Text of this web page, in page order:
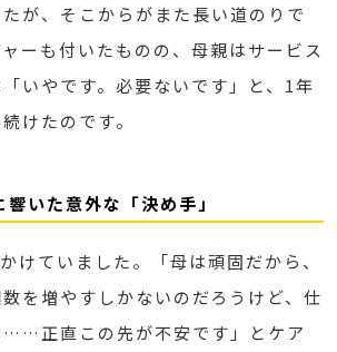
が、そこからがまた長い道のりで
ーも付いたものの、母親はサービス
いやです。必要ないです」と、1年
けたのです。
いた意外な「決め手」
けていました。「母は頑固だから、
を増やすしかないのだろうけど、仕
……正直この先が不安です」とケア